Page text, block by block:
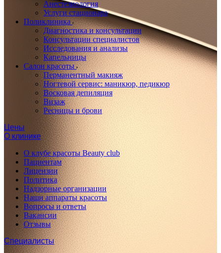
Анестезиология
Услуги стационара
Поликлиника
Диагностика и консультации
Консультации специалистов
Исследования и анализы
Капельницы
Салон красоты
Перманентный макияж
Ногтевой сервис: маникюр, педикюр
Восковая депиляция
Визаж
Ресницы и брови
Цены
О клинике
О клубе красоты Beauty club
Пациентам
Лицензии
Политика
Надзорные организации
Наши аппараты красоты
Вопросы и ответы
Вакансии
Отзывы
Специалисты